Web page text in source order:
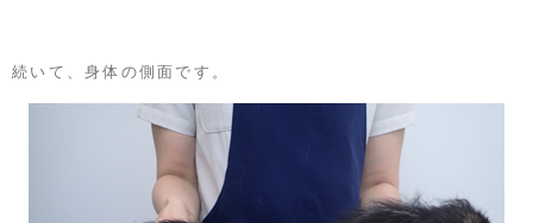
続いて、身体の側面です。